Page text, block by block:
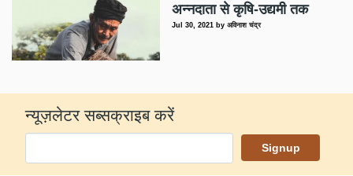
अन्नदाता से कृषि-उद्यमी तक
Jul 30, 2021 byअविनाश चंद्र
न्यूज़लेटर सब्सक्राइब करें